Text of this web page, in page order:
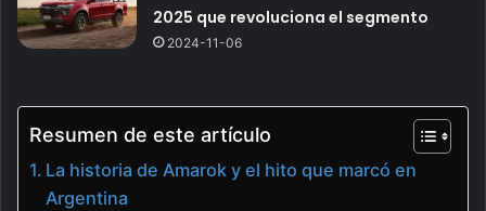
2025 que revoluciona el segmento
2024-11-06
Resumen de este artículo
La historia de Amarok y el hito que marcó en
Argentina